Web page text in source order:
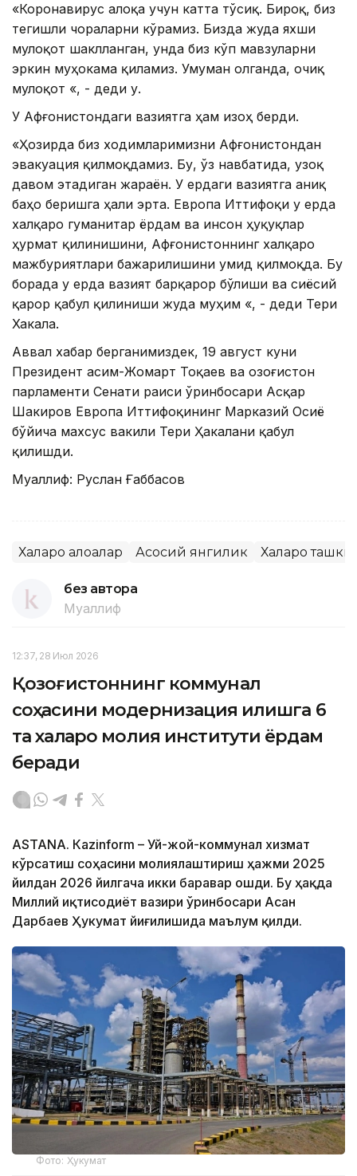
«Коронавирус алоқа учун катта тўсиқ. Бироқ, биз
тегишли чораларни кўрамиз. Бизда жуда яхши
мулоқот шаклланган, унда биз кўп мавзуларни
эркин муҳокама қиламиз. Умуман олганда, очиқ
мулоқот «, - деди у.
У Афғонистондаги вазиятга ҳам изоҳ берди.
«Ҳозирда биз ходимларимизни Афғонистондан
эвакуация қилмоқдамиз. Бу, ўз навбатида, узоқ
давом этадиган жараён. У ердаги вазиятга аниқ
баҳо беришга ҳали эрта. Европа Иттифоқи у ерда
халқаро гуманитар ёрдам ва инсон ҳуқуқлар
ҳурмат қилинишини, Афғонистоннинг халқаро
мажбуриятлари бажарилишини умид қилмоқда. Бу
борада у ерда вазият барқарор бўлиши ва сиёсий
қарор қабул қилиниши жуда муҳим «, - деди Тери
Хакала.
Аввал хабар берганимиздек, 19 август куни
Президент Қасим-Жомарт Тоқаев ва Қозоғистон
парламенти Сенати раиси ўринбосари Асқар
Шакиров Европа Иттифоқининг Марказий Осиё
бўйича махсус вакили Тери Ҳакалани қабул
қилишди.
Муаллиф: Руслан Ғаббасов
Халқаро алоқалар Асосий янгилик Халқаро
без автора
Муаллиф
12:37, 28 Июл 2026
Қозоғистоннинг коммунал
соҳасини модернизация қилишга 6
та халқаро молия институти ёрдам
беради
ASTANА. Кazinform – Уй-жой-коммунал хизмат
кўрсатиш соҳасини молиялаштириш ҳажми 2025
йилдан 2026 йилгача икки баравар ошди. Бу ҳақда
Миллий иқтисодиёт вазири ўринбосари Асан
Дарбаев Ҳукумат йиғилишида маълум қилди.
Фото: Ҳукумат